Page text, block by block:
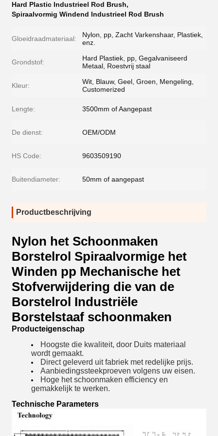
Hard Plastic Industrieel Rod Brush,
Spiraalvormig Windend Industrieel Rod Brush
Gloeidraadmateriaal:
Nylon, pp, Zacht Varkenshaar, Plastiek,
enz.
Grondstof:
Hard Plastiek, pp, Gegalvaniseerd
Metaal, Roestvrij staal
Kleur:
Wit, Blauw, Geel, Groen, Mengeling,
Customerized
Lengte: 3500mm of Aangepast
De dienst: OEM/ODM
HS Code: 9603509190
Buitendiameter: 50mm of aangepast
Productbeschrijving
Nylon het Schoonmaken
Borstelrol Spiraalvormige het
Winden pp Mechanische het
Stofverwijdering die van de
Borstelrol Industriële
Borstelstaaf schoonmaken
Producteigenschap
Hoogste die kwaliteit, door Duits materiaal
wordt gemaakt.
Direct geleverd uit fabriek met redelijke prijs.
Aanbiedingssteekproeven volgens uw eisen.
Hoge het schoonmaken efficiency en
gemakkelijk te werken.
Technische Parameters